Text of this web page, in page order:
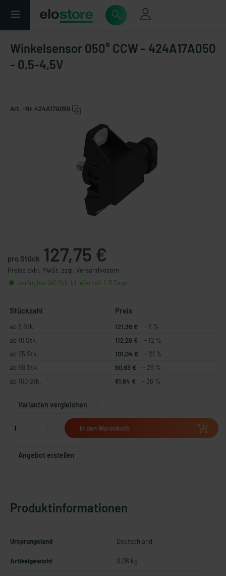
Winkelsensor 050° CCW - 424A17A050
- 0,5-4,5V
Art. -Nr. 424A17A050
pro Stück 127,75 €
Preise exkl. MwSt. zzgl. Versandkosten
verfügbar (40 Stk.), Lieferzeit 1-3 Tage
Stückzahl Preis
ab 5 Stk. 121,36 €
- 5 %
ab 10 Stk.
112,26 €
- 12 %
ab 25 Stk.
101,04 €
- 21 %
ab 50 Stk.
90,93 €
- 29 %
ab 100 Stk.
81,84 € - 36 %
Varianten vergleichen
In den Warenkorb
Angebot erstellen
Produktinformationen
Ursprungsland Deutschland
Artikelgewicht 0.06 kg